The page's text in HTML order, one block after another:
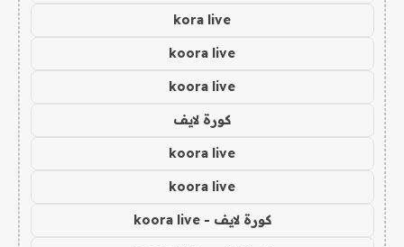
kora live
koora live
koora live
كورة لايف
koora live
koora live
كورة لايف - koora live